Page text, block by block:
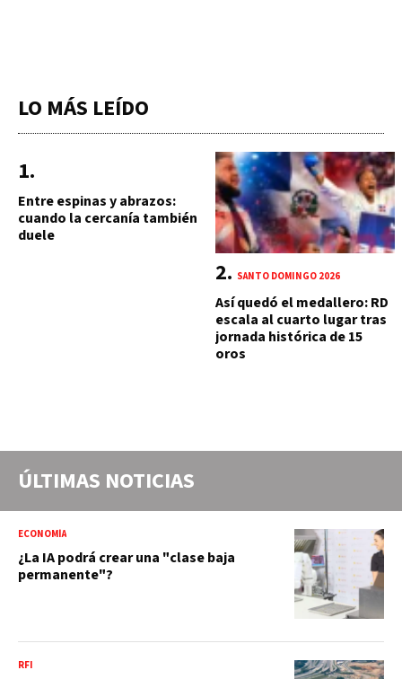
LO MÁS LEÍDO
Entre espinas y abrazos:
cuando la cercanía también
duele
SANTO DOMINGO 2026
Así quedó el medallero: RD
escala al cuarto lugar tras
jornada histórica de 15
oros
ÚLTIMAS NOTICIAS
ECONOMÍA
¿La IA podrá crear una "clase baja
permanente"?
RFI